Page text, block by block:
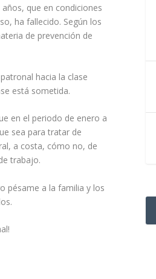
que en condiciones
ha fallecido. Según los
de prevención de
hacia la clase
está sometida.
en el periodo de enero a
sea para tratar de
a costa, cómo no, de
trabajo.
pésame a la familia y los